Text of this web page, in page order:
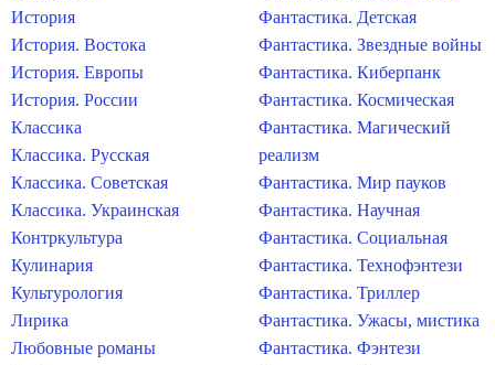
История
История. Востока
История. Европы
История. России
Классика
Классика. Русская
Классика. Советская
Классика. Украинская
Контркультура
Кулинария
Культурология
Лирика
Любовные романы
Фантастика. Детская
Фантастика. Звездные войны
Фантастика. Киберпанк
Фантастика. Космическая
Фантастика. Магический
реализм
Фантастика. Мир пауков
Фантастика. Научная
Фантастика. Социальная
Фантастика. Технофэнтези
Фантастика. Триллер
Фантастика. Ужасы, мистика
Фантастика. Фэнтези